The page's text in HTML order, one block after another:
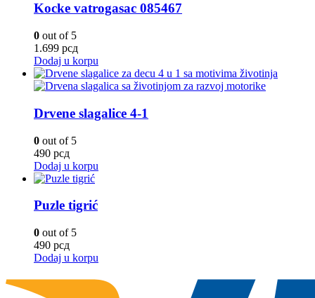
Kocke vatrogasac 085467
0 out of 5
1.699 рсд
Dodaj u korpu
Drvene slagalice 4-1
0 out of 5
490 рсд
Dodaj u korpu
Puzle tigrić
0 out of 5
490 рсд
Dodaj u korpu